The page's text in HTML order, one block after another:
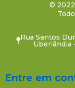
©
Rua Santos
Uberlândia
Entre em